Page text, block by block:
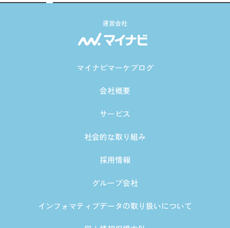
運営会社
マイナビマーケブログ
会社概要
サービス
社会的な取り組み
採用情報
グループ会社
インフォマティブデータの取り扱いについて